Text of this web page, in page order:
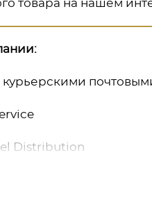
товара на нашем
Distribution
и транспортные